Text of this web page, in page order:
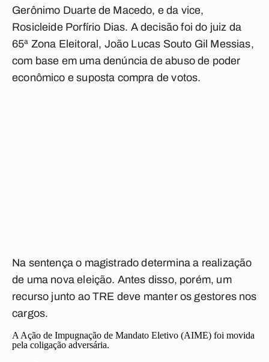
Gerônimo Duarte de Macedo, e da vice,
Rosicleide Porfírio Dias. A decisão foi do juiz da
65ª Zona Eleitoral, João Lucas Souto Gil Messias,
com base em uma denúncia de abuso de poder
econômico e suposta compra de votos.
Na sentença o magistrado determina a realização
de uma nova eleição. Antes disso, porém, um
recurso junto ao TRE deve manter os gestores nos
cargos.
A Ação de Impugnação de Mandato Eletivo (AIME) foi movida
pela coligação adversária.